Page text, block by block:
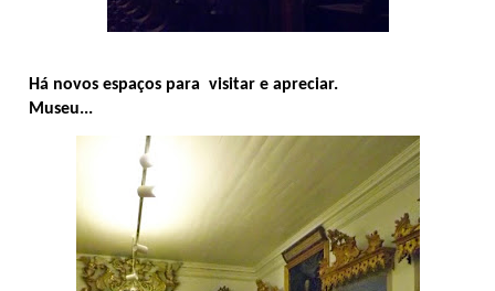
Há novos espaços para visitar e apreciar.
Museu...